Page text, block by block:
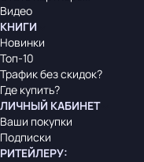
Видео
КНИГИ
Новинки
Топ-10
Трафик без скидок?
Где купить?
ЛИЧНЫЙ КАБИНЕТ
Ваши покупки
Подписки
РИТЕЙЛЕРУ: